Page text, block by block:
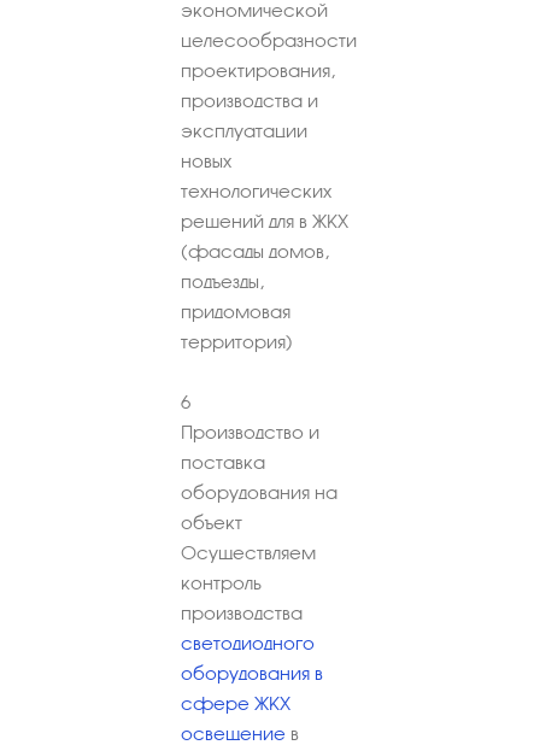
экономической
целесообразности
проектирования,
производства и
эксплуатации
новых
технологических
решений для в ЖКХ
(фасады домов,
подъезды,
придомовая
территория)
6
Производство и
поставка
оборудования на
объект
Осуществляем
контроль
производства
светодиодного
оборудования в
сфере ЖКХ
освещение в